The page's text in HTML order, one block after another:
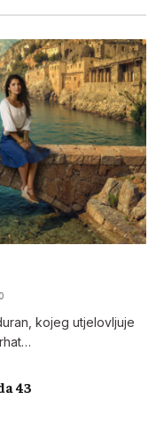
0
kojeg utjelovljuje
43